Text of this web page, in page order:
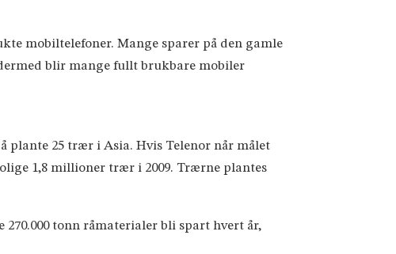
mobiltelefoner. Mange sparer på den gamle
blir mange fullt brukbare mobiler
plante 25 trær i Asia. Hvis Telenor når målet
1,8 millioner trær i 2009. Trærne plantes
tonn råmaterialer bli spart hvert år,